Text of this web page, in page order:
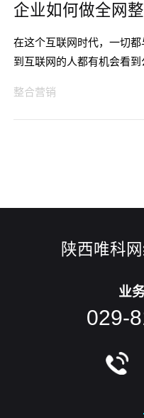
企业如何做全网
在这个互联网时代，一切
到互联网的人都有机会看
销已经成为主流的营销方式
知道，竞争意识自古以来
整合营销
陕西唯科
业
029-